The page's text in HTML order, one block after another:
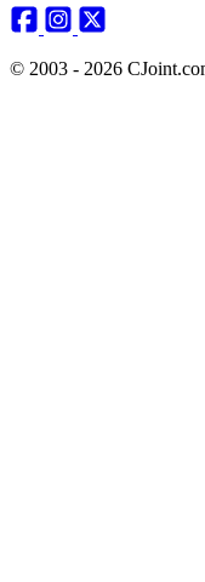
© 2003 - 2026